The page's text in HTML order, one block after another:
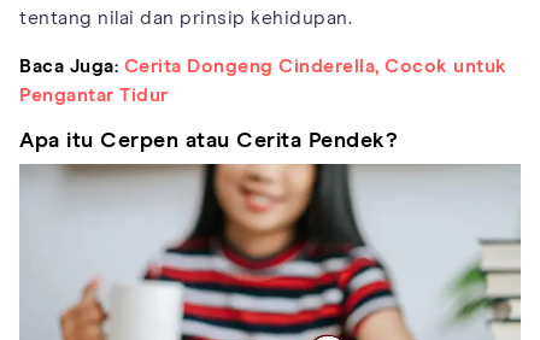
tentang nilai dan prinsip kehidupan.
Baca Juga: Cerita Dongeng Cinderella, Cocok untuk
Pengantar Tidur
Apa itu Cerpen atau Cerita Pendek?